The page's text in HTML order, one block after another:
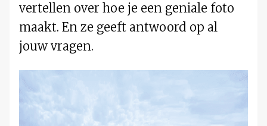
vertellen over hoe je een geniale foto
maakt. En ze geeft antwoord op al
jouw vragen.